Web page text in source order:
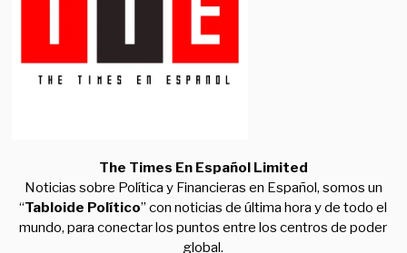
The Times En Español Limited
Noticias sobre Política y Financieras en Español, somos un
“Tabloide Político” con noticias de última hora y de todo el
mundo, para conectar los puntos entre los centros de poder
global.